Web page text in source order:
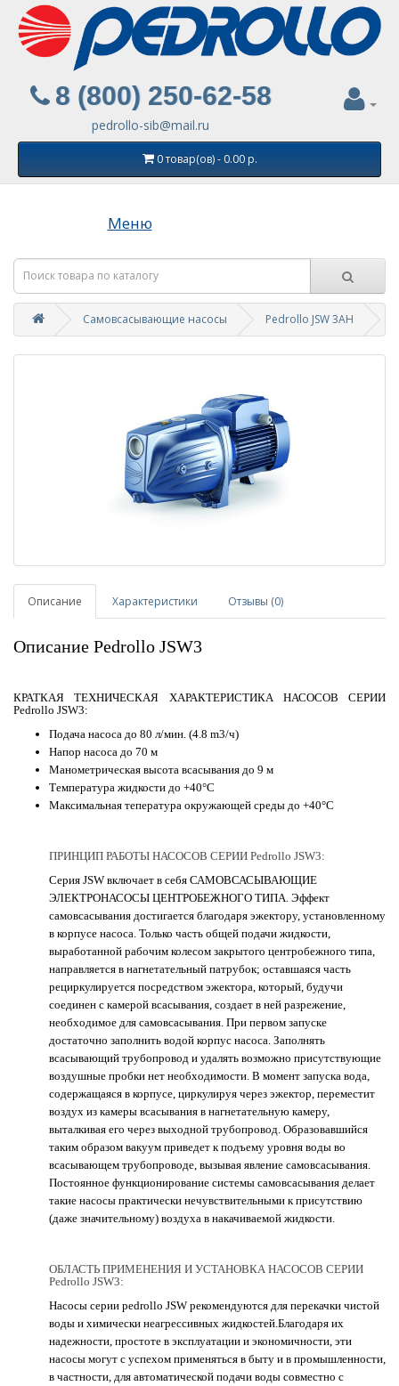
8 (800) 250-62-58
pedrollo-sib@mail.ru
0 товар(ов) - 0.00 р.
Меню
Самовсасывающие насосы Pedrollo JSW 3АH
Описание Характеристики Отзывы (0)
Описание Pedrollo JSW3
КРАТКАЯ ТЕХНИЧЕСКАЯ ХАРАКТЕРИСТИКА НАСОСОВ СЕРИИ
Pedrollo JSW3:
Подача насоса до 80 л/мин. (4.8 m3/ч)
Напор насоса до 70 м
Манометрическая высота всасывания до 9 м
Температура жидкости до +40°C
Максимальная тепература окружающей среды до +40°C
ПРИНЦИП РАБОТЫ НАСОСОВ СЕРИИ Pedrollo JSW3:
Серия JSW включает в себя САМОВСАСЫВАЮЩИЕ
ЭЛЕКТРОНАСОСЫ ЦЕНТРОБЕЖНОГО ТИПА. Эффект
самовсасывания достигается благодаря эжектору, установленному
в корпусе насоса. Только часть общей подачи жидкости,
выработанной рабочим колесом закрытого центробежного типа,
направляется в нагнетательный патрубок; оставшаяся часть
рециркулируется посредством эжектора, который, будучи
соединен с камерой всасывания, создает в ней разрежение,
необходимое для самовсасывания. При первом запуске
достаточно заполнить водой корпус насоса. Заполнять
всасывающий трубопровод и удалять возможно присутствующие
воздушные пробки нет необходимости. В момент запуска вода,
содержащаяся в корпусе, циркулируя через эжектор, переместит
воздух из камеры всасывания в нагнетательную камеру,
выталкивая его через выходной трубопровод. Образовавшийся
таким образом вакуум приведет к подъему уровня воды во
всасывающем трубопроводе, вызывая явление самовсасывания.
Постоянное функционирование системы самовсасывания делает
такие насосы практически нечувствительными к присутствию
(даже значительному) воздуха в накачиваемой жидкости.
ОБЛАСТЬ ПРИМЕНЕНИЯ И УСТАНОВКА НАСОСОВ СЕРИИ
Pedrollo JSW3:
Насосы серии pedrollo JSW рекомендуются для перекачки чистой
воды и химически неагрессивных жидкостей.Благодаря их
надежности, простоте в эксплуатации и экономичности, эти
насосы могут с успехом применяться в быту и в промышленности,
в частности, для автоматической подачи воды совместно с